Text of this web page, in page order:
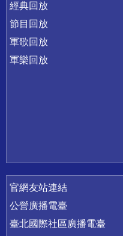
經典回放
節目回放
軍歌回放
軍樂回放
官網友站連結
公營廣播電臺
臺北國際社區廣播電臺